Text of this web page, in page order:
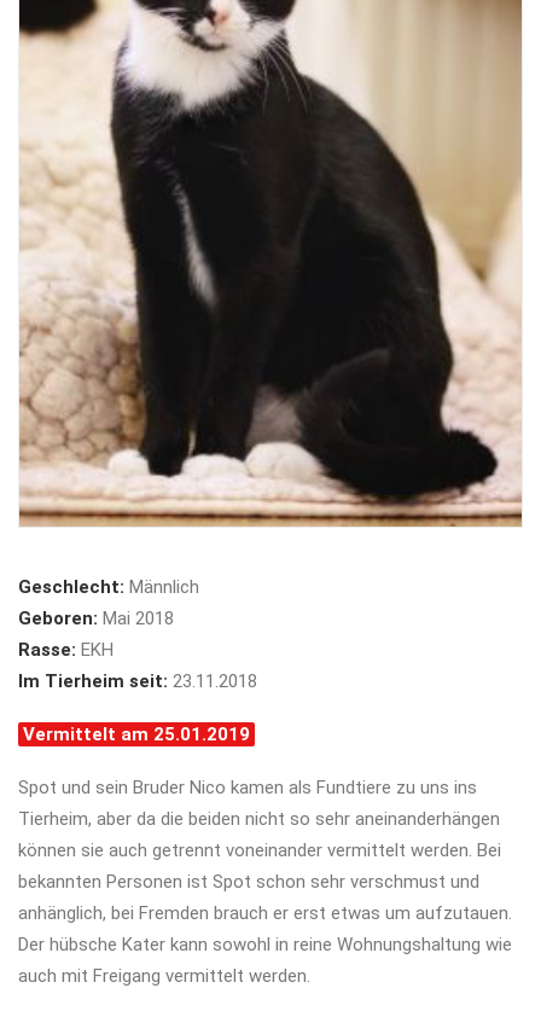
Geschlecht: Männlich
Geboren: Mai 2018
Rasse: EKH
Im Tierheim seit: 23.11.2018
Vermittelt am 25.01.2019
Spot und sein Bruder Nico kamen als Fundtiere zu uns ins
Tierheim, aber da die beiden nicht so sehr aneinanderhängen
können sie auch getrennt voneinander vermittelt werden. Bei
bekannten Personen ist Spot schon sehr verschmust und
anhänglich, bei Fremden brauch er erst etwas um aufzutauen.
Der hübsche Kater kann sowohl in reine Wohnungshaltung wie
auch mit Freigang vermittelt werden.